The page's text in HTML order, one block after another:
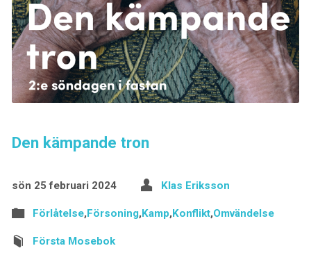
Den kämpande tron
sön 25 februari 2024 Klas Eriksson
Förlåtelse,Försoning,Kamp,Konflikt,Omvändelse
Första Mosebok